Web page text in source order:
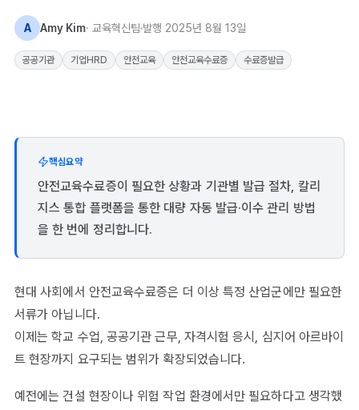
A Amy Kim· 교육혁신팀 발행 2025년 8월 13일
공공기관 기업HRD 안전교육 안전교육수료증 수료증발급
핵심요약
안전교육수료증이 필요한 상황과 기관별 발급 절차, 칼리
지스 통합 플랫폼을 통한 대량 자동 발급·이수 관리 방법
을 한 번에 정리합니다.
현대 사회에서 안전교육수료증은 더 이상 특정 산업군에만 필요한
서류가 아닙니다.
이제는 학교 수업, 공공기관 근무, 자격시험 응시, 심지어 아르바이
트 현장까지 요구되는 범위가 확장되었습니다.
예전에는 건설 현장이나 위험 작업 환경에서만 필요하다고 생각했